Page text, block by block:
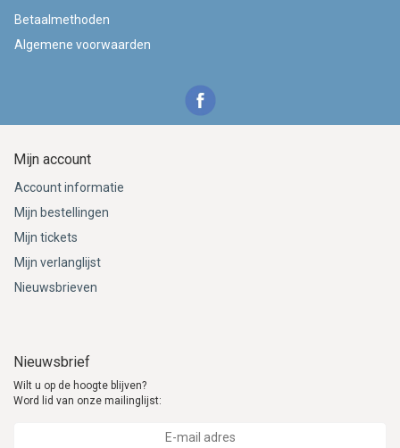
Betaalmethoden
Algemene voorwaarden
Mijn account
Account informatie
Mijn bestellingen
Mijn tickets
Mijn verlanglijst
Nieuwsbrieven
Nieuwsbrief
Wilt u op de hoogte blijven?
Word lid van onze mailinglijst: